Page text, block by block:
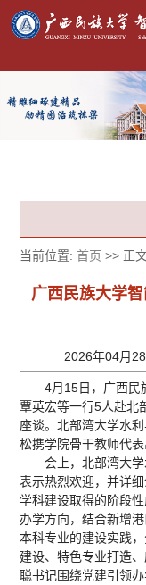
当前位置:首页 >> 正
广西民族大学
2026年04月
4月15日，广西民
覃英宏等一行5人赴北
座谈。北部湾大学水
松携学院骨干教师代表
会上，北部湾大
表示热烈欢迎，并详
学科建设取得的阶段
办学方向，结合新增
本科专业的建设实践
建设、特色专业打造
聪书记围绕党建引领